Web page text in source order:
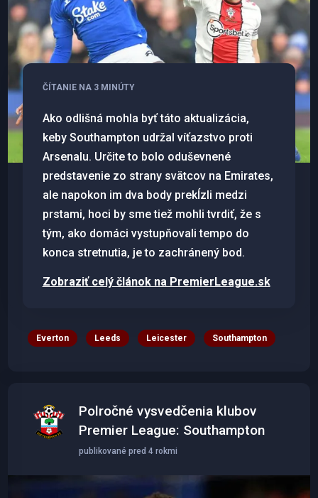
ČÍTANIE NA 3 MINÚTY
Ako odlišná mohla byť táto aktualizácia,
keby Southampton udržal víťazstvo proti
Arsenalu. Určite to bolo oduševnené
predstavenie zo strany svätcov na Emirates,
ale napokon im dva body prekĺzli medzi
prstami, hoci by sme tiež mohli tvrdiť, že s
tým, ako domáci vystupňovali tempo do
konca stretnutia, je to zachránený bod.
Zobraziť celý článok na PremierLeague.sk
Everton Leeds Leicester Southampton
Polročné vysvedčenia klubov
Premier League: Southampton
publikované pred 4 rokmi